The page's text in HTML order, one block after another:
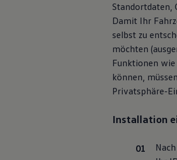
Vorgängermodelle
Kundeninformationen
Volkswagen
Warn- und
Assistenzsysteme
Digitale Betriebsanleitung
Elektromobilität
Pannen- und Unfallhilfe
Volkswagen Kundenbetreuung
Standortdaten,
Damit Ihr
selbst zu
möchten
Funktionen wie
können,
Privatsphäre-
Installation